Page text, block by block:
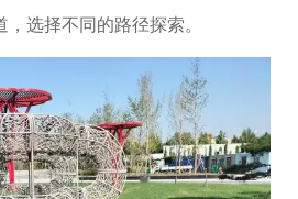
选择不同的路径探索。